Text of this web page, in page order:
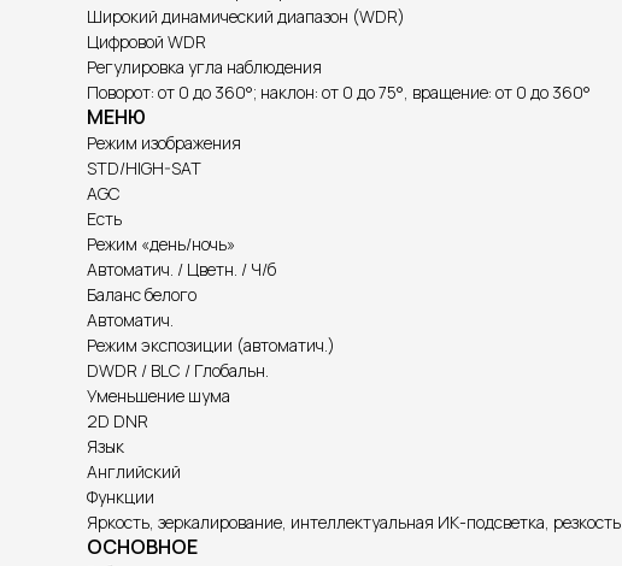
Широкий динамический диапазон (WDR)
Цифровой WDR
Регулировка угла наблюдения
Поворот: от 0 до 360°; наклон: от 0 до 75°, вращение: от 0 до 360°
МЕНЮ
Режим изображения
STD/HIGH-SAT
AGC
Есть
Режим «день/ночь»
Автоматич. / Цветн. / Ч/б
Баланс белого
Автоматич.
Режим экспозиции (автоматич.)
DWDR / BLC / Глобальн.
Уменьшение шума
2D DNR
Язык
Английский
Функции
Яркость, зеркалирование, интеллектуальная ИК-подсветка, резкость
ОСНОВНОЕ